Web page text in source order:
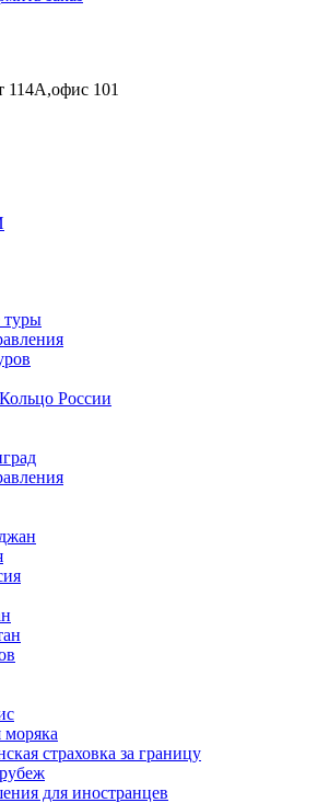
114А,офис 101
туры
России
моряка
страховка за границу
для иностранцев